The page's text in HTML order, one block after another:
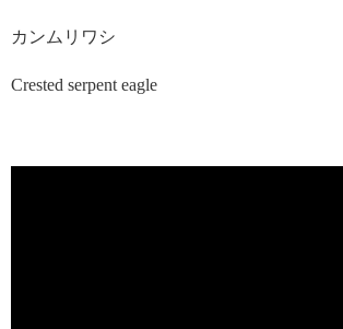
カンムリワシ
Crested serpent eagle